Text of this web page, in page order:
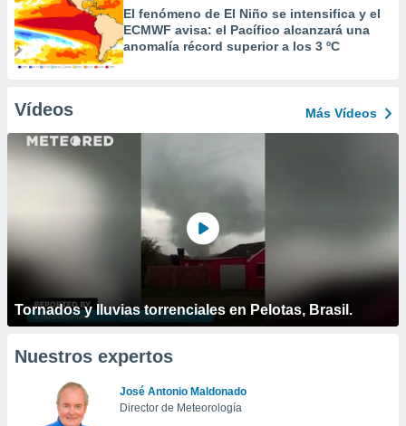
El fenómeno de El Niño se intensifica y el
ECMWF avisa: el Pacífico alcanzará una
anomalía récord superior a los 3 ºC
Vídeos Más Vídeos
Tornados y lluvias torrenciales en Pelotas, Brasil.
Nuestros expertos
José Antonio Maldonado
Director de Meteorología